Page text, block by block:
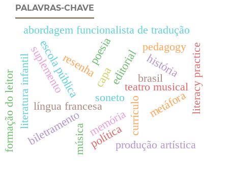
PALAVRAS-CHAVE
teatro musical
brasil
história
resenha editorial
língua francesa
escola pública
currículo
memória
produção artística
biletramento
capa
suplemento
abordagem funcionalista de tradução
literatura infantil
poesia
música
formação do leitor soneto
pedagogy literacy practice
metáfora
política